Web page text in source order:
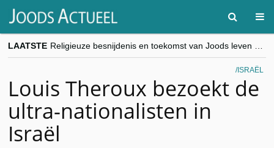
LAATSTE
“Besnijdenisdebat toont hoe moeilijk seculiere Westen minderheden begrijpt”, Jinnih Beels (Vooruit)
CITYTRIP | ROEMENIË – Boekarest: de verrassing van Oost-Europa
goKosher lanceert nieuwe website en samenwerking met Mishpacha voor kosher travel en simchas wereldwijd
ISRAËL
Louis Theroux bezoekt de
ultra-nationalisten in
Israël